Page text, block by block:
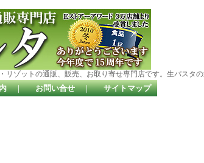
リゾットの通販、販売、お取り寄せ専門店です。生パスタ
｜ お問い合せ ｜ サイトマップ